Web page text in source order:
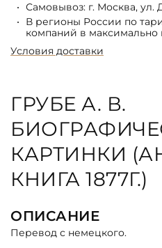
Самовывоз: г. Москва, ул.
В регионы России по
компаний в максимально
Условия доставки
ГРУБЕ А. В.
КАРТИНКИ
КНИГА 1877Г.)
ОПИСАНИЕ
Перевод с немецкого.